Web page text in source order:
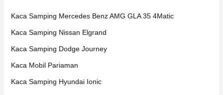
Kaca Samping Mercedes Benz AMG GLA 35 4Matic
Kaca Samping Nissan Elgrand
Kaca Samping Dodge Journey
Kaca Mobil Pariaman
Kaca Samping Hyundai Ionic